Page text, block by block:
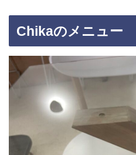
Chikaのメニュー